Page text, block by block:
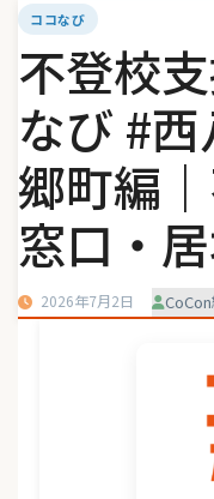
ココなび
不登校
なび #
郷町編
窓口・
2026年7月2日